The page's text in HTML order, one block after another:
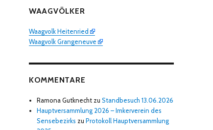
WAAGVÖLKER
Waagvolk Heitenried
Waagvolk Grangeneuve
KOMMENTARE
Ramona Gutknecht zuStandbesuch 13.06.2026
Hauptversammlung 2026 – Imkerverein des
Sensebezirks zuProtokoll Hauptversammlung